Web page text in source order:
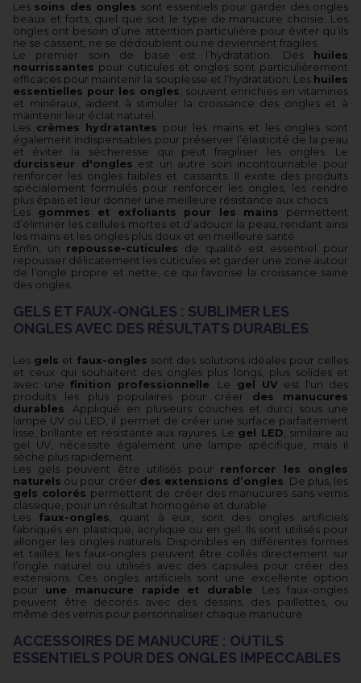
Les soins des ongles sont essentiels pour garder des ongles
beaux et forts, quel que soit le type de manucure choisie. Les
ongles ont besoin d’une attention particulière pour éviter qu’ils
ne se cassent, ne se dédoublent ou ne deviennent fragiles.
Le premier soin de base est l’hydratation. Des
huiles
nourrissantes pour cuticules et ongles sont particulièrement
efficaces pour maintenir la souplesse et l’hydratation. Les huiles
essentielles pour les ongles, souvent enrichies en vitamines
et minéraux, aident à stimuler la croissance des ongles et à
maintenir leur éclat naturel.
Les crèmes hydratantes pour les mains et les ongles sont
également indispensables pour préserver l’élasticité de la peau
et éviter la sécheresse qui peut fragiliser les ongles. Le
durcisseur d'ongles est un autre soin incontournable pour
renforcer les ongles faibles et cassants. Il existe des produits
spécialement formulés pour renforcer les ongles, les rendre
plus épais et leur donner une meilleure résistance aux chocs.
Les gommes et exfoliants pour les mains permettent
d’éliminer les cellules mortes et d’adoucir la peau, rendant ainsi
les mains et les ongles plus doux et en meilleure santé.
Enfin, un repousse-cuticules de qualité est essentiel pour
repousser délicatement les cuticules et garder une zone autour
de l’ongle propre et nette, ce qui favorise la croissance saine
des ongles.
GELS ET FAUX-ONGLES : SUBLIMER LES
ONGLES AVEC DES RÉSULTATS DURABLES
Les gels et faux-ongles sont des solutions idéales pour celles
et ceux qui souhaitent des ongles plus longs, plus solides et
avec unefinition professionnelle. Le gel UV est l'un des
produits les plus populaires pour créer des manucures
durables. Appliqué en plusieurs couches et durci sous une
lampe UV ou LED, il permet de créer une surface parfaitement
lisse, brillante et résistante aux rayures. Le gel LED, similaire au
gel UV, nécessite également une lampe spécifique, mais il
sèche plus rapidement.
Les gels peuvent être utilisés pour renforcer les ongles
naturels ou pour créer des extensions d’ongles. De plus, les
gels colorés permettent de créer des manucures sans vernis
classique, pour un résultat homogène et durable.
Les faux-ongles, quant à eux, sont des ongles artificiels
fabriqués en plastique, acrylique ou en gel. Ils sont utilisés pour
allonger les ongles naturels. Disponibles en différentes formes
et tailles, les faux-ongles peuvent être collés directement sur
l’ongle naturel ou utilisés avec des capsules pour créer des
extensions. Ces ongles artificiels sont une excellente option
pour une manucure rapide et durable. Les faux-ongles
peuvent être décorés avec des dessins, des paillettes, ou
même des vernis pour personnaliser chaque manucure.
ACCESSOIRES DE MANUCURE : OUTILS
ESSENTIELS POUR DES ONGLES IMPECCABLES